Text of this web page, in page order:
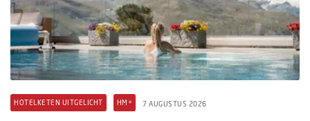
HOTELKETEN UITGELICHT HM+ 7 AUGUSTUS 2026